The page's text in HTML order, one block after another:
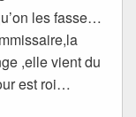
les fasse…
,elle vient du
est roi…